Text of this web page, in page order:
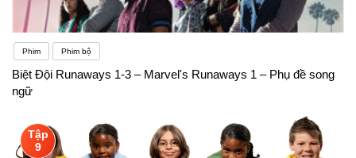
Phim Phim bộ
Biệt Đội Runaways 1-3 – Marvel's Runaways 1 – Phụ đề song
ngữ
Tập
9